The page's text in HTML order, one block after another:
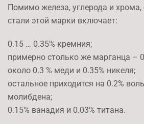
Помимо железа, углерода и
стали этой марки включает:
0.15 … 0.35% кремния;
примерно столько же марганца –
около 0.3 % меди и 0.35% никеля;
остальное приходится на 0.2%
молибдена;
0.15% ванадия и 0.03% титана.